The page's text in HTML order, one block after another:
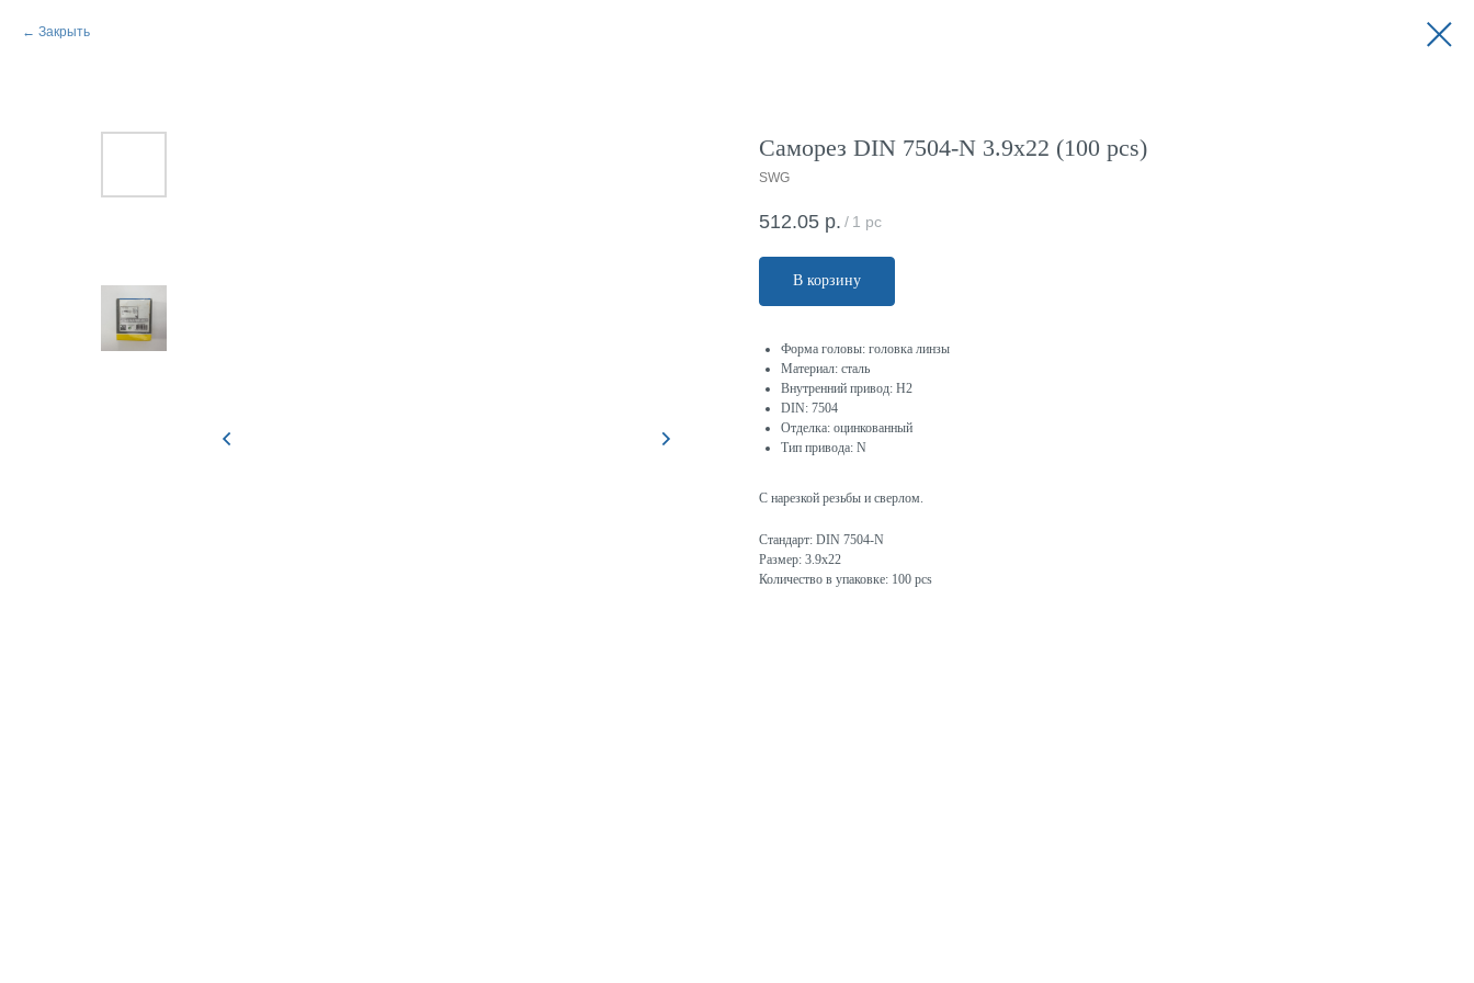
Закрыть
Саморез DIN 7504-N 3.9x22 (100 pcs)
SWG
512.05 р. / 1 pc
В корзину
Форма головы: головка линзы
Материал: сталь
Внутренний привод: H2
DIN: 7504
Отделка: оцинкованный
Тип привода: N
С нарезкой резьбы и сверлом.
Стандарт: DIN 7504-N
Размер: 3.9x22
Количество в упаковке: 100 pcs